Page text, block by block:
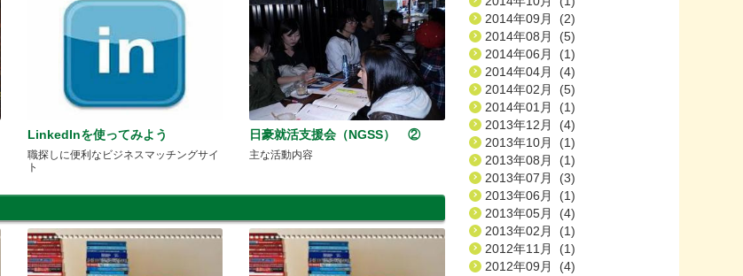
LinkedInを使ってみよう
職探しに便利なビジネスマッチングサイ
ト
日豪就活支援会（NGSS） ②
主な活動内容
2014年09月 (2)
2014年08月 (5)
2014年06月 (1)
2014年04月 (4)
2014年02月 (5)
2014年01月 (1)
2013年12月 (4)
2013年10月 (1)
2013年08月 (1)
2013年07月 (3)
2013年06月 (1)
2013年05月 (4)
2013年02月 (1)
2012年11月 (1)
2012年09月 (4)